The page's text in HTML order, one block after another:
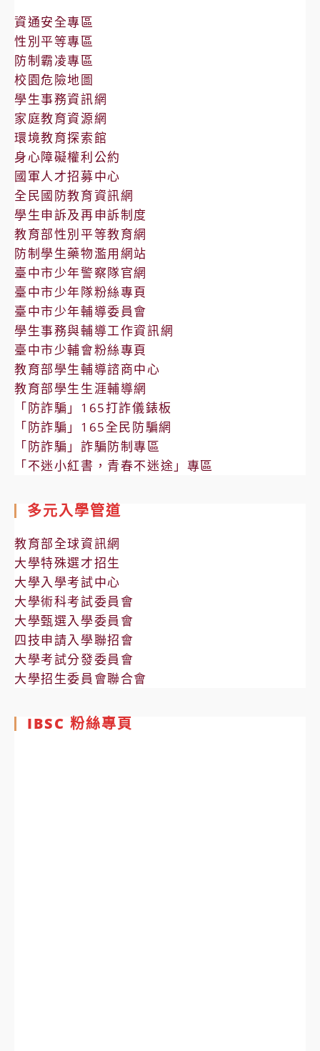
告
資通安全專區
性別平等專區
防制霸凌專區
校園危險地圖
學生事務資訊網
家庭教育資源網
環境教育探索館
身心障礙權利公約
國軍人才招募中心
全民國防教育資訊網
學生申訴及再申訴制度
教育部性別平等教育網
防制學生藥物濫用網站
臺中市少年警察隊官網
臺中市少年隊粉絲專頁
臺中市少年輔導委員會
學生事務與輔導工作資訊網
臺中市少輔會粉絲專頁
教育部學生輔導諮商中心
教育部學生生涯輔導網
「防詐騙」165打詐儀錶板
「防詐騙」165全民防騙網
「防詐騙」詐騙防制專區
「不迷小紅書，青春不迷途」專區
多元入學管道
教育部全球資訊網
大學特殊選才招生
大學入學考試中心
大學術科考試委員會
大學甄選入學委員會
四技申請入學聯招會
大學考試分發委員會
大學招生委員會聯合會
IBSC 粉絲專頁